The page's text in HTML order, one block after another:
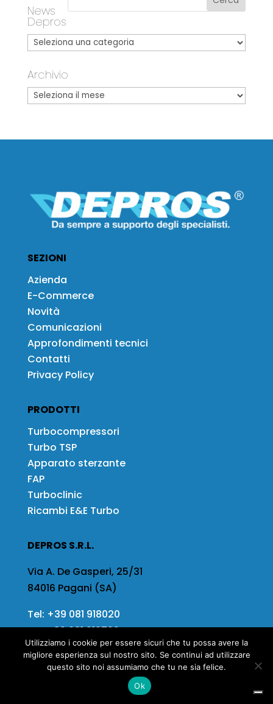
News
Depros
Archivio
SEZIONI
Azienda
E-Commerce
Novità
Comunicazioni
Approfondimenti tecnici
Contatti
Privacy Policy
PRODOTTI
Turbocompressori
Turbo TSP
Apparato sterzante
FAP
Turboclinic
Ricambi E&E Turbo
DEPROS S.R.L.
Via A. De Gasperi, 25/31
84016 Pagani (SA)
Tel: +39 081 918020
Fax+39 081 919799
Email:info@depros.it
Utilizziamo i cookie per essere sicuri che tu possa avere la
migliore esperienza sul nostro sito. Se continui ad utilizzare
questo sito noi assumiamo che tu ne sia felice.
Ok